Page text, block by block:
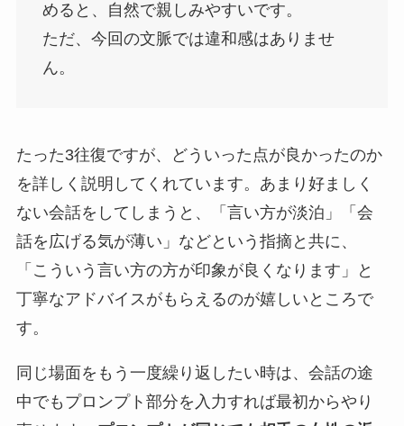
めると、自然で親しみやすいです。
ただ、今回の文脈では違和感はありませ
ん。
たった3往復ですが、どういった点が良かったのか
を詳しく説明してくれています。あまり好ましく
ない会話をしてしまうと、「言い方が淡泊」「会
話を広げる気が薄い」などという指摘と共に、
「こういう言い方の方が印象が良くなります」と
丁寧なアドバイスがもらえるのが嬉しいところで
す。
同じ場面をもう一度繰り返したい時は、会話の途
中でもプロンプト部分を入力すれば最初からやり